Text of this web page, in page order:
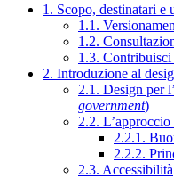
1. Scopo, destinatari e
1.1.
1.2.
1.3. Contribuisci
2. Introduzione al
2.1. Design per
government)
2.2.
2.2.1.
2.2.2.
2.3. Accessibilità